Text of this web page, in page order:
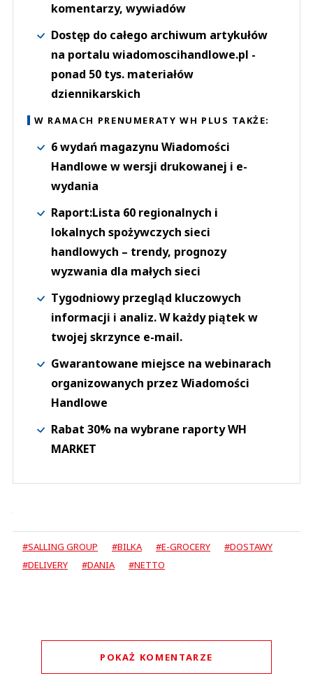
komentarzy, wywiadów
Dostęp do całego archiwum artykułów
na portalu wiadomoscihandlowe.pl -
ponad 50 tys. materiałów
dziennikarskich
W RAMACH PRENUMERATY WH PLUS TAKŻE:
6 wydań magazynu Wiadomości
Handlowe w wersji drukowanej i e-
wydania
Raport:Lista 60 regionalnych i
lokalnych spożywczych sieci
handlowych – trendy, prognozy
wyzwania dla małych sieci
Tygodniowy przegląd kluczowych
informacji i analiz. W każdy piątek w
twojej skrzynce e-mail.
Gwarantowane miejsce na webinarach
organizowanych przez Wiadomości
Handlowe
Rabat 30% na wybrane raporty WH
MARKET
#SALLING GROUP #BILKA #E-GROCERY
#DOSTAWY
#DELIVERY
#DANIA #NETTO
POKAŻ KOMENTARZE